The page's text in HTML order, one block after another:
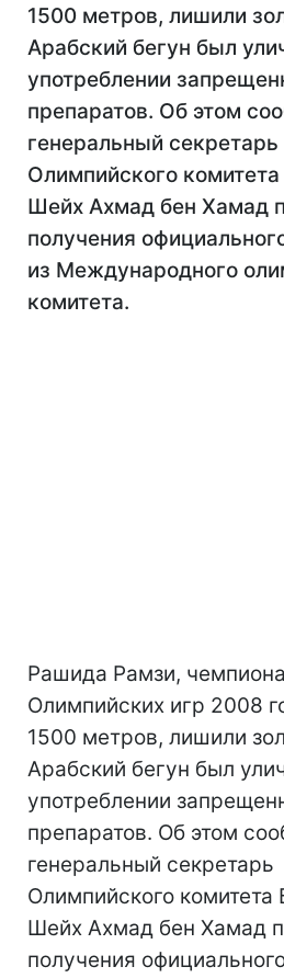
1500 метров, лишили
Арабский бегун был
употреблении
препаратов. Об этом
генеральный секретарь
Олимпийского
Шейх Ахмад бен Хамад
получения
из Международного
комитета.
Рашида Рамзи, чемпиона
Олимпийских игр 2008
1500 метров, лишили
Арабский бегун был
употреблении
препаратов. Об этом
генеральный секретарь
Олимпийского комитета
Шейх Ахмад бен Хамад
получения